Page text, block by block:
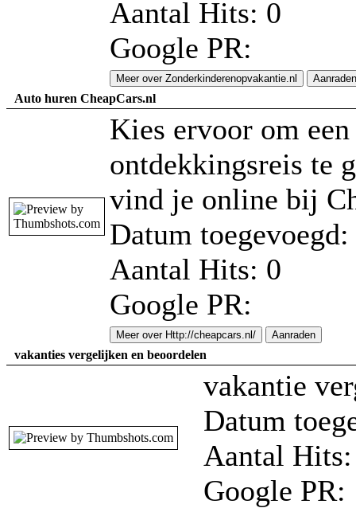
Aantal Hits: 0
Google PR:
Meer over Zonderkinderenopvakantie.nl Aanraden
Auto huren CheapCars.nl
Kies ervoor om
ontdekkingsreis te
vind je online bij
Datum
Aantal Hits: 0
Google PR:
Meer over Http://cheapcars.nl/ Aanraden
vakanties vergelijken en beoordelen
vakantie
Datum
Aantal
Google PR: